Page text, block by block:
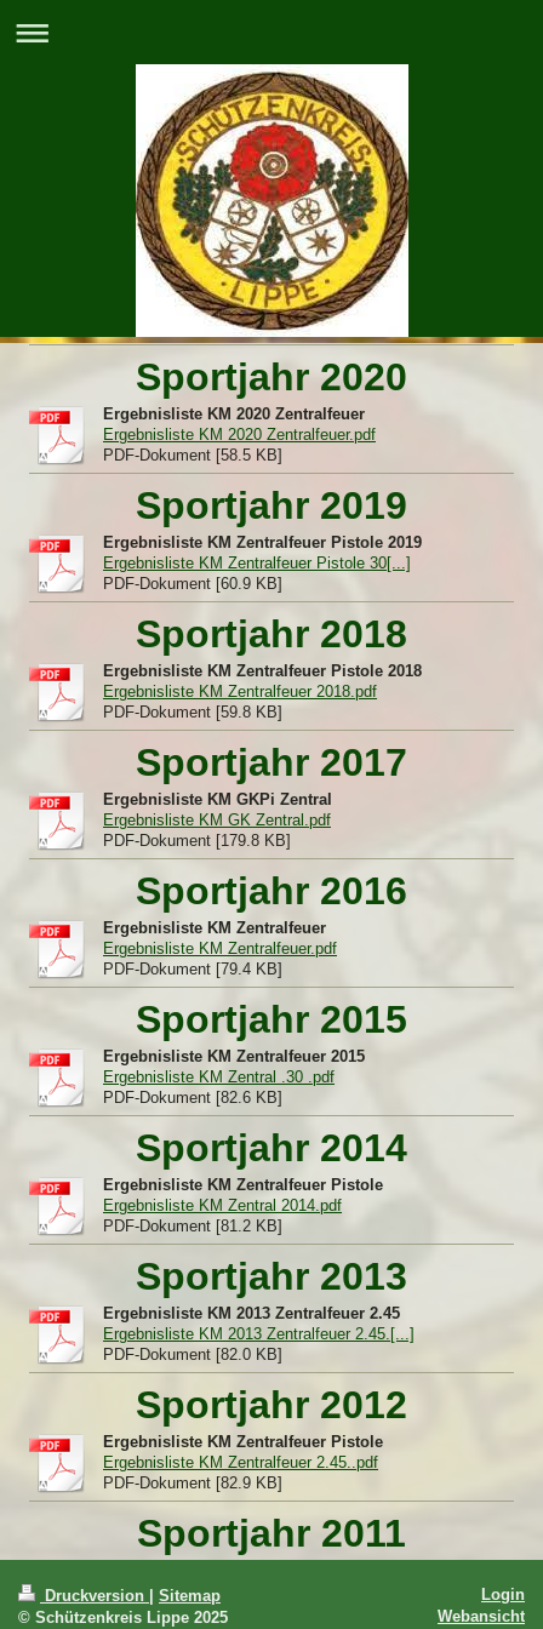
Sportjahr 2020
Ergebnisliste KM 2020 Zentralfeuer
Ergebnisliste KM 2020 Zentralfeuer.pdf
PDF-Dokument [58.5 KB]
Sportjahr 2019
Ergebnisliste KM Zentralfeuer Pistole 2019
Ergebnisliste KM Zentralfeuer Pistole 30[...]
PDF-Dokument [60.9 KB]
Sportjahr 2018
Ergebnisliste KM Zentralfeuer Pistole 2018
Ergebnisliste KM Zentralfeuer 2018.pdf
PDF-Dokument [59.8 KB]
Sportjahr 2017
Ergebnisliste KM GKPi Zentral
Ergebnisliste KM GK Zentral.pdf
PDF-Dokument [179.8 KB]
Sportjahr 2016
Ergebnisliste KM Zentralfeuer
Ergebnisliste KM Zentralfeuer.pdf
PDF-Dokument [79.4 KB]
Sportjahr 2015
Ergebnisliste KM Zentralfeuer 2015
Ergebnisliste KM Zentral .30 .pdf
PDF-Dokument [82.6 KB]
Sportjahr 2014
Ergebnisliste KM Zentralfeuer Pistole
Ergebnisliste KM Zentral 2014.pdf
PDF-Dokument [81.2 KB]
Sportjahr 2013
Ergebnisliste KM 2013 Zentralfeuer 2.45
Ergebnisliste KM 2013 Zentralfeuer 2.45.[...]
PDF-Dokument [82.0 KB]
Sportjahr 2012
Ergebnisliste KM Zentralfeuer Pistole
Ergebnisliste KM Zentralfeuer 2.45..pdf
PDF-Dokument [82.9 KB]
Sportjahr 2011
Druckversion
Sitemap
© Schützenkreis Lippe 2025
Login
Webansicht